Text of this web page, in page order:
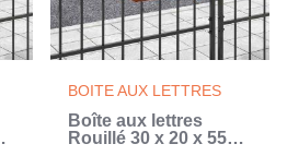
BOITE AUX LETTRES
Boîte aux lettres
Rouillé 30 x 20 x 55